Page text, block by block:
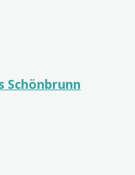
Schönbrunn